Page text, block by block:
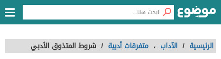
الرئيسية / الآداب ، متفرقات أدبية / شروط المتذوق الأدبي